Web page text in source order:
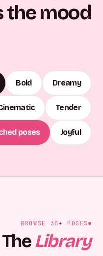
mood?
Dreamy
Bold
Tender
Joyful
poses
BROWSE 30+ POSES
TheLibrary